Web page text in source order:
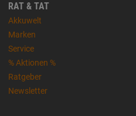
RAT & TAT
Akkuwelt
Marken
Service
% Aktionen %
Ratgeber
Newsletter